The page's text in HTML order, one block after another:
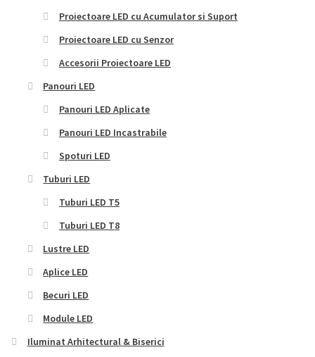
Proiectoare LED cu Acumulator si Suport
Proiectoare LED cu Senzor
Accesorii Proiectoare LED
Panouri LED
Panouri LED Aplicate
Panouri LED Incastrabile
Spoturi LED
Tuburi LED
Tuburi LED T5
Tuburi LED T8
Lustre LED
Aplice LED
Becuri LED
Module LED
Iluminat Arhitectural & Biserici